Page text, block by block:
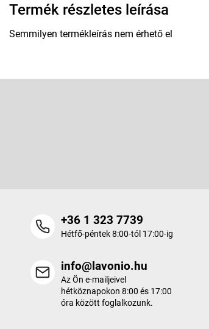
Termék részletes leírása
Semmilyen termékleírás nem érhető el
+36 1 323 7739
Hétfő-péntek 8:00-tól 17:00-ig
info@lavonio.hu
Az Ön e-mailjeivel
hétköznapokon 8:00 és 17:00
óra között foglalkozunk.